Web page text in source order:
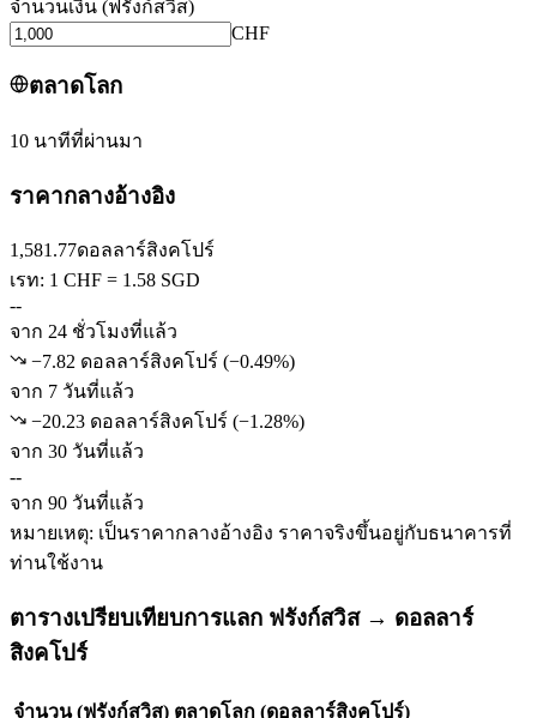
จำนวนเงิน (ฟรังก์สวิส)
CHF
ตลาดโลก
10 นาทีที่ผ่านมา
ราคากลางอ้างอิง
1,581.77ดอลลาร์สิงคโปร์
เรท: 1 CHF = 1.58 SGD
--
จาก 24 ชั่วโมงที่แล้ว
−7.82 ดอลลาร์สิงคโปร์ (−0.49%)
จาก 7 วันที่แล้ว
−20.23 ดอลลาร์สิงคโปร์ (−1.28%)
จาก 30 วันที่แล้ว
--
จาก 90 วันที่แล้ว
หมายเหตุ: เป็นราคากลางอ้างอิง ราคาจริงขึ้นอยู่กับธนาคารที่
ท่านใช้งาน
ตารางเปรียบเทียบการแลก ฟรังก์สวิส → ดอลลาร์
สิงคโปร์
จำนวน (ฟรังก์สวิส) ตลาดโลก (ดอลลาร์สิงคโปร์)